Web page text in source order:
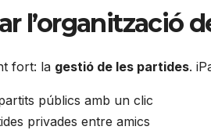
l’organització
fort: la gestió de les partides.
públics amb un clic
privades entre amics